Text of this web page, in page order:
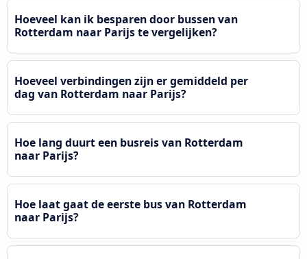
Hoeveel kan ik besparen door bussen van
Rotterdam naar Parijs te vergelijken?
Hoeveel verbindingen zijn er gemiddeld per
dag van Rotterdam naar Parijs?
Hoe lang duurt een busreis van Rotterdam
naar Parijs?
Hoe laat gaat de eerste bus van Rotterdam
naar Parijs?